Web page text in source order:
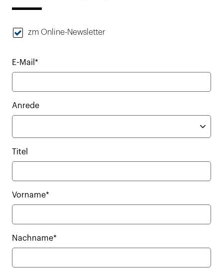
zm Online-Newsletter
E-Mail*
Anrede
Titel
Vorname*
Nachname*